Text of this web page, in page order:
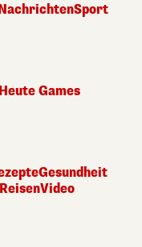
Sport
Heute Games
Gesundheit
ReisenVideo